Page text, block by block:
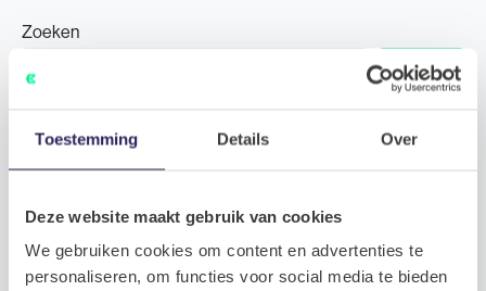
Toestemming Details Over
Deze website maakt gebruik van cookies
We gebruiken cookies om content en advertenties te
personaliseren, om functies voor social media te bieden
Zoeken
Zoeken
Tech Talent Talks #3: Dylan over groei, architectuur en
plezier in het vak
Scrum Master